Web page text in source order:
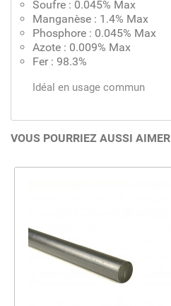
Soufre : 0.045% Max
Manganèse : 1.4% Max
Phosphore : 0.045% Max
Azote : 0.009% Max
Fer : 98.3%
Idéal en usage commun
VOUS POURRIEZ AUSSI AIMER